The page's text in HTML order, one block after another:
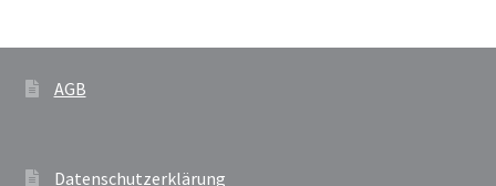
AGB
Datenschutzerklärung